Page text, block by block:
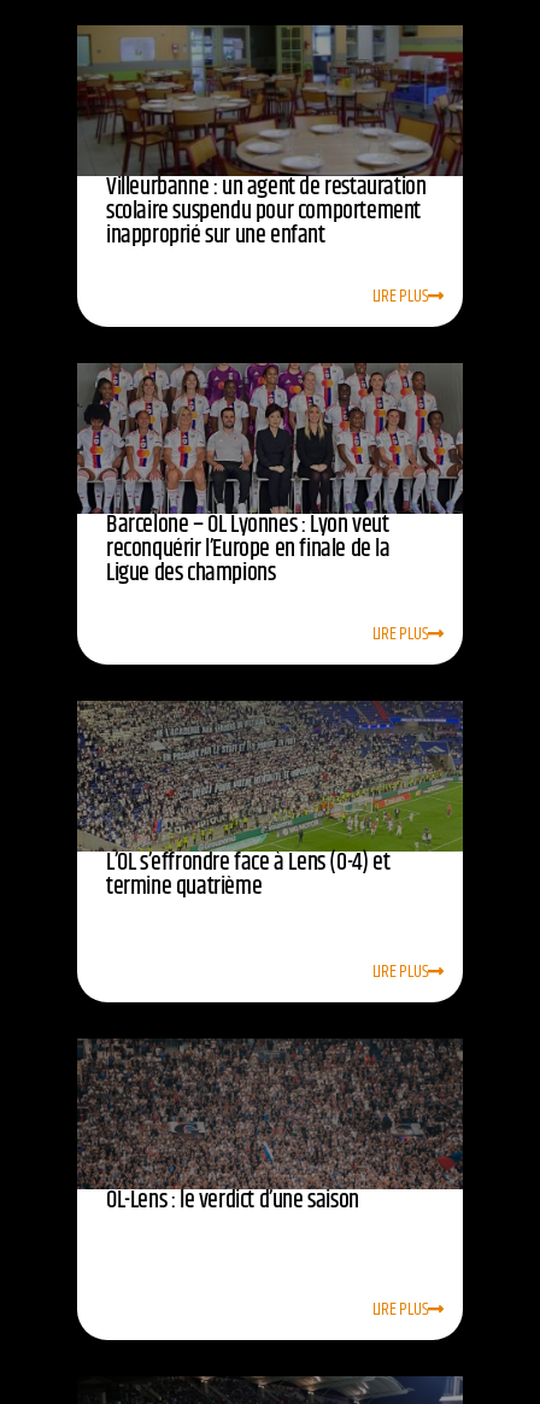
Villeurbanne : un agent de restauration
scolaire suspendu pour comportement
inapproprié sur une enfant
LIRE PLUS
Barcelone – OL Lyonnes : Lyon veut
reconquérir l’Europe en finale de la
Ligue des champions
LIRE PLUS
L’OL s’effrondre face à Lens (0-4) et
termine quatrième
LIRE PLUS
OL-Lens : le verdict d’une saison
LIRE PLUS